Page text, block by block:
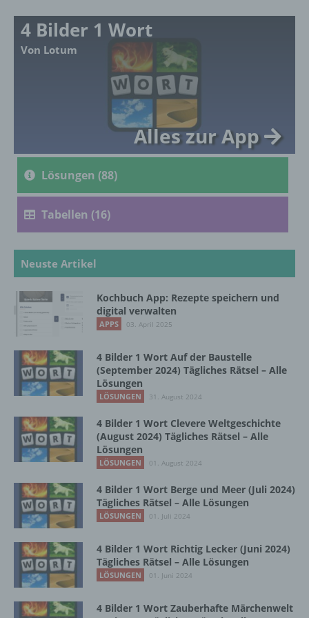
4 Bilder 1 Wort
Von Lotum
Alles zur App
Lösungen (88)
Tabellen (16)
Neuste Artikel
Kochbuch App: Rezepte speichern und
digital verwalten
APPS 03. April 2025
4 Bilder 1 Wort Auf der Baustelle
(September 2024) Tägliches Rätsel – Alle
Lösungen
LÖSUNGEN 31. August 2024
4 Bilder 1 Wort Clevere Weltgeschichte
(August 2024) Tägliches Rätsel – Alle
Lösungen
LÖSUNGEN 01. August 2024
4 Bilder 1 Wort Berge und Meer (Juli 2024)
Tägliches Rätsel – Alle Lösungen
LÖSUNGEN 01. Juli 2024
4 Bilder 1 Wort Richtig Lecker (Juni 2024)
Tägliches Rätsel – Alle Lösungen
LÖSUNGEN 01. Juni 2024
4 Bilder 1 Wort Zauberhafte Märchenwelt
Ausdruck der physischen, physiologischen,
genetischen, psychischen, wirtschaftlichen,
kulturellen oder sozialen Identität dieser
natürlichen Person sind, identifiziert werden
b) betroffene Person
Betroffene Person ist jede identifizierte oder
personenbezogene Daten von dem für die
Verarbeitung Verantwortlichen verarbeitet
c) Verarbeitung
automatisierter Verfahren ausgeführte
Vorgang oder jede solche Vorgangsreihe im
Zusammenhang mit personenbezogenen
Organisation, das Ordnen, die Speicherung,
die Anpassung oder Veränderung, das
Auslesen, das Abfragen, die Verwendung,
die Offenlegung durch Übermittlung,
Bereitstellung, den Abgleich oder die
Verknüpfung, die Einschränkung, das
Löschen oder die Vernichtung.
d) Einschränkung der Verarbeitung
Einschränkung der Verarbeitung ist die
Markierung gespeicherter
personenbezogener Daten mit dem Ziel, ihre
künftige Verarbeitung einzuschränken.